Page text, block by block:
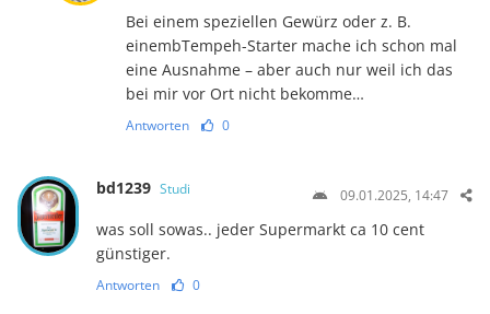
Bei einem speziellen Gewürz oder z. B.
einembTempeh-Starter mache ich schon mal
eine Ausnahme – aber auch nur weil ich das
bei mir vor Ort nicht bekomme…
Antworten 0
bd1239 Studi 09.01.2025, 14:47
was soll sowas.. jeder Supermarkt ca 10 cent
günstiger.
Antworten 0